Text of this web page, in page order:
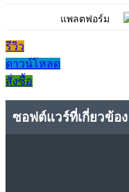
แพลตฟอร์ม
รีวิว
ดาวน์โหลด
สั่งซื้อ
ซอฟต์แวร์ที่เกี่ยวข้อง